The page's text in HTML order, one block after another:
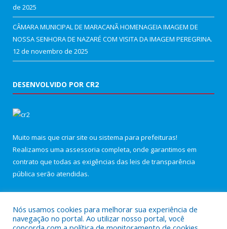
de 2025
CÂMARA MUNICIPAL DE MARACANÃ HOMENAGEIA IMAGEM DE
NOSSA SENHORA DE NAZARÉ COM VISITA DA IMAGEM PEREGRINA.
12 de novembro de 2025
DESENVOLVIDO POR CR2
Muito mais que criar site ou sistema para prefeituras!
Realizamos uma assessoria completa, onde garantimos em
contrato que todas as exigências das leis de transparência
pública serão atendidas.
Nós usamos cookies para melhorar sua experiência de
navegação no portal. Ao utilizar nosso portal, você